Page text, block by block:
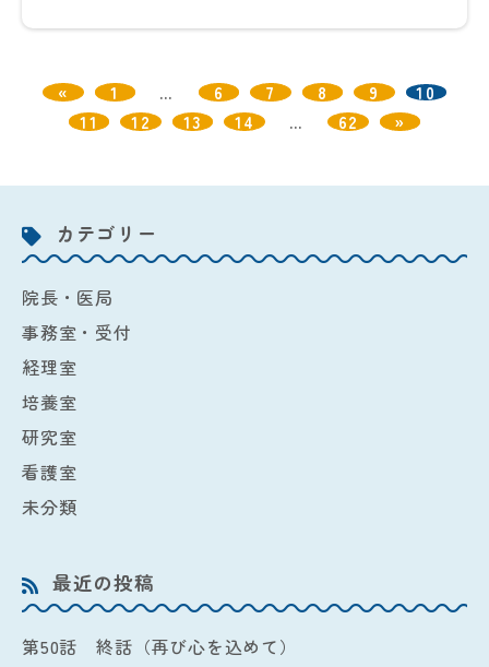
« 1 … 6 7 8 9
10
11
12 13 14 … 62 »
カテゴリー
院長・医局
事務室・受付
経理室
培養室
研究室
看護室
未分類
最近の投稿
第50話 終話（再び心を込めて）